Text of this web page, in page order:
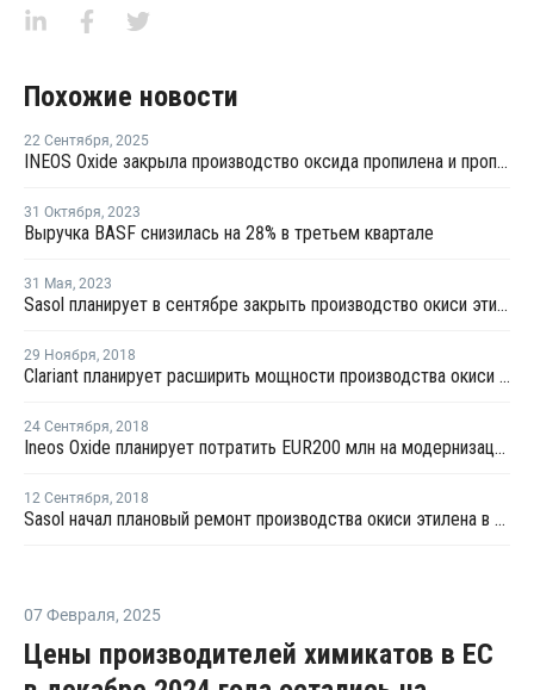
Похожие новости
22 Сентября, 2025
INEOS Oxide закрыла производство оксида пропилена и пропиленгликолей в Германии
31 Октября, 2023
Выручка BASF снизилась на 28% в третьем квартале
31 Мая, 2023
Sasol планирует в сентябре закрыть производство окиси этилена в Германии на ремонт
29 Ноября, 2018
Clariant планирует расширить мощности производства окиси этилена в Гендорфе
24 Сентября, 2018
Ineos Oxide планирует потратить EUR200 млн на модернизацию производства окиси этилена в Европе
12 Сентября, 2018
Sasol начал плановый ремонт производства окиси этилена в Германии
07 Февраля, 2025
Цены производителей химикатов в ЕС